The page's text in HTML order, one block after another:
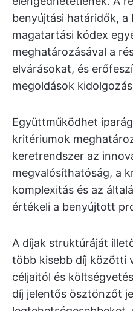
benyújtási határidők, a
magatartási kódex
meghatározásával a
elvárásokat, és
megoldások
Együttműködhet
kritériumok
keretrendszer az
megvalósíthatóság, a
komplexitás és az
értékeli a benyújtott
A díjak struktúráját
több kisebb díj közötti
céljaitól és
díj jelentős ösztönzőt